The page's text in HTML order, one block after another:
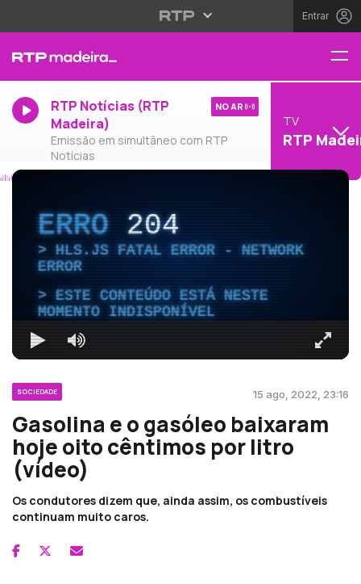
Entrar
RTP Notícias (RTP
Madeira)
Emissão em simultâneo com RTP
Notícias
NO AR
TV
RTP
ERRO204
HLS.JS FATAL ERROR - NETWORK
ERROR
ESTE CONTEÚDO ESTÁ NESTE
MOMENTO INDISPONÍVEL
SOCIEDADE 15 ago, 2022, 23:16
Gasolina e o gasóleo baixaram
hoje oito cêntimos por litro
(vídeo)
Os condutores dizem que, ainda assim, os combustíveis
continuam muito caros.